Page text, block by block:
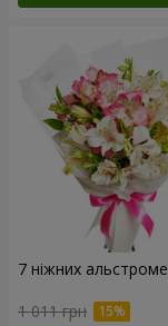
7 ніжних
1 011 грн